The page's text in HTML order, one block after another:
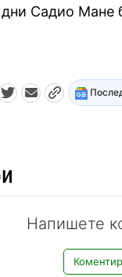
Садио Мане
Напишете